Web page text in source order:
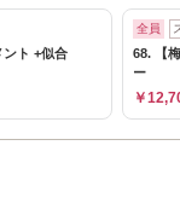
ト +似合
全員
68. 【
ー
￥